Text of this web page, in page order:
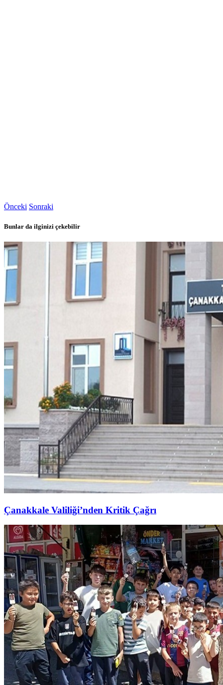
Önceki Sonraki
Bunlar da ilginizi çekebilir
Çanakkale Valiliği’nden Kritik Çağrı